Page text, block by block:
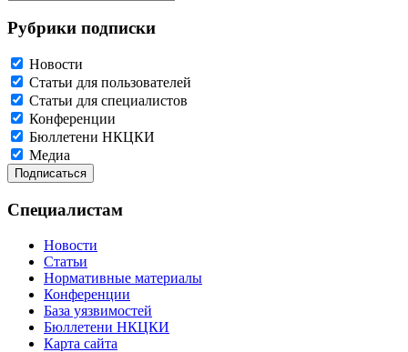
Рубрики подписки
Новости
Статьи для пользователей
Статьи для специалистов
Конференции
Бюллетени НКЦКИ
Медиа
Специалистам
Новости
Статьи
Нормативные материалы
Конференции
База уязвимостей
Бюллетени НКЦКИ
Карта сайта